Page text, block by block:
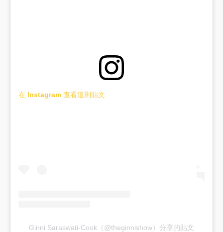
在 Instagram 查看這則貼文
Ginni Saraswati-Cook（@theginnishow）分享的貼文